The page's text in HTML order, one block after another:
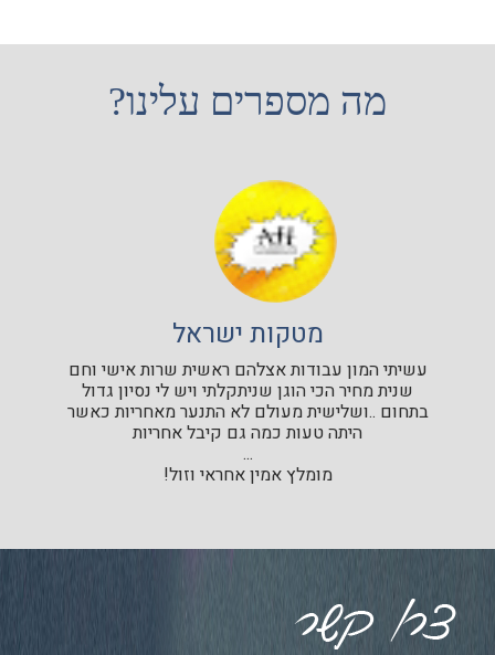
מה מספרים עלינו?
מטקות ישראל
עשיתי המון עבודות אצלהם ראשית שרות אישי וחם
שנית מחיר הכי הוגן שניתקלתי ויש לי נסיון גדול
בתחום ..ושלישית מעולם לא התנער מאחריות כאשר
היתה טעות כמה גם קיבל אחריות
...
מומלץ אמין אחראי וזול!